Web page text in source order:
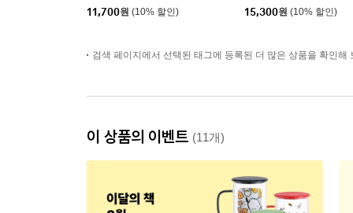
11,700원 (10% 할인)
15,300원 (10% 할인)
검색 페이지에서 선택된 태그에 등록된 더 많은 상품을 확인해
이 상품의 이벤트 (11개)